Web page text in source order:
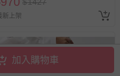
$1427
新上架
加入購物車